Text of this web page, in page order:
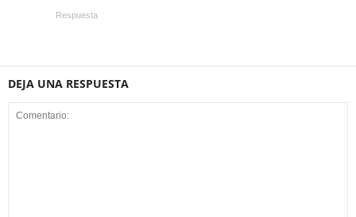
Respuesta
DEJA UNA RESPUESTA